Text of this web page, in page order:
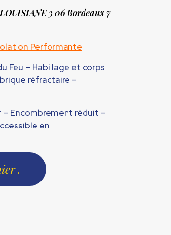
3 06 Bordeaux 7
Performante
Feu – Habillage et corps
réfractaire –
– Encombrement réduit –
en